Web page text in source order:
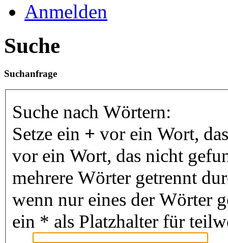
Anmelden
Suche
Suchanfrage
Suche nach Wörtern:
Setze ein + vor ein Wort,
vor ein Wort, das nicht
mehrere Wörter getrennt
wenn nur eines der Wörter
ein * als Platzhalter für